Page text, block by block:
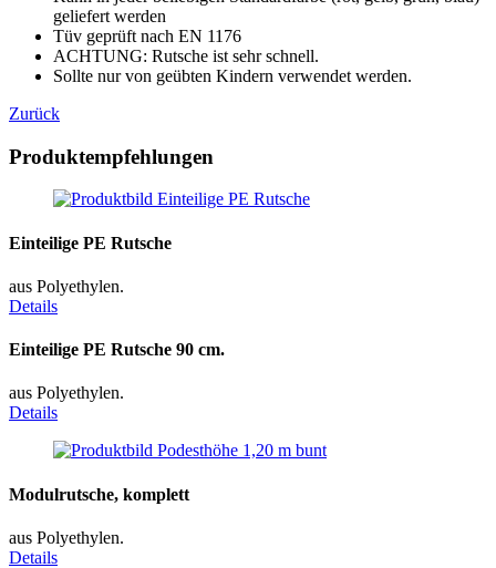
geliefert werden
Tüv geprüft nach EN 1176
ACHTUNG: Rutsche ist sehr schnell.
Sollte nur von geübten Kindern verwendet werden.
Zurück
Produktempfehlungen
Einteilige PE Rutsche
aus Polyethylen.
Details
Einteilige PE Rutsche 90 cm.
aus Polyethylen.
Details
Modulrutsche, komplett
aus Polyethylen.
Details